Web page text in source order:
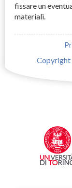
fissare un
materiali.
Copyright